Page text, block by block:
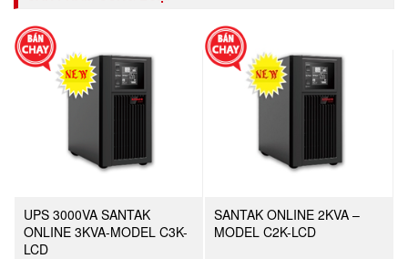
UPS 3000VA SANTAK
ONLINE 3KVA-MODEL C3K-
LCD
SANTAK ONLINE 2KVA –
MODEL C2K-LCD